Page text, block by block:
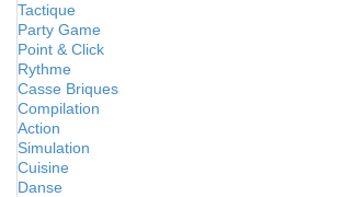
Tactique
Party Game
Point & Click
Rythme
Casse Briques
Compilation
Action
Simulation
Cuisine
Danse